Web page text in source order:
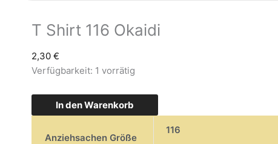
T Shirt 116 Okaidi
2,30 €
Verfügbarkeit: 1 vorrätig
In den Warenkorb
Anziehsachen Größe
116